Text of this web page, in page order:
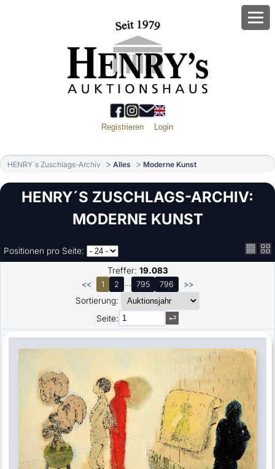
Registrieren Login
HENRY´s Zuschlags-Archiv Alles Moderne Kunst
HENRY´S ZUSCHLAGS-ARCHIV:
MODERNE KUNST
Positionen pro Seite:
Treffer: 19.083
<< 1 2 ... 795 796 >>
Sortierung:
Seite: